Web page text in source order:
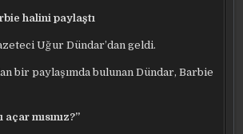
halini paylaştı
Uğur Dündar’dan geldi.
bir paylaşımda bulunan Dündar, Barbie
açar mısınız?”